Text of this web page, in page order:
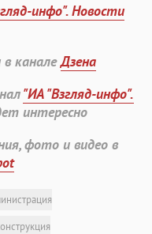
инфо". Новости
в каналеДзена
"ИА "Взгляд-инфо".
интересно
фото и видео в